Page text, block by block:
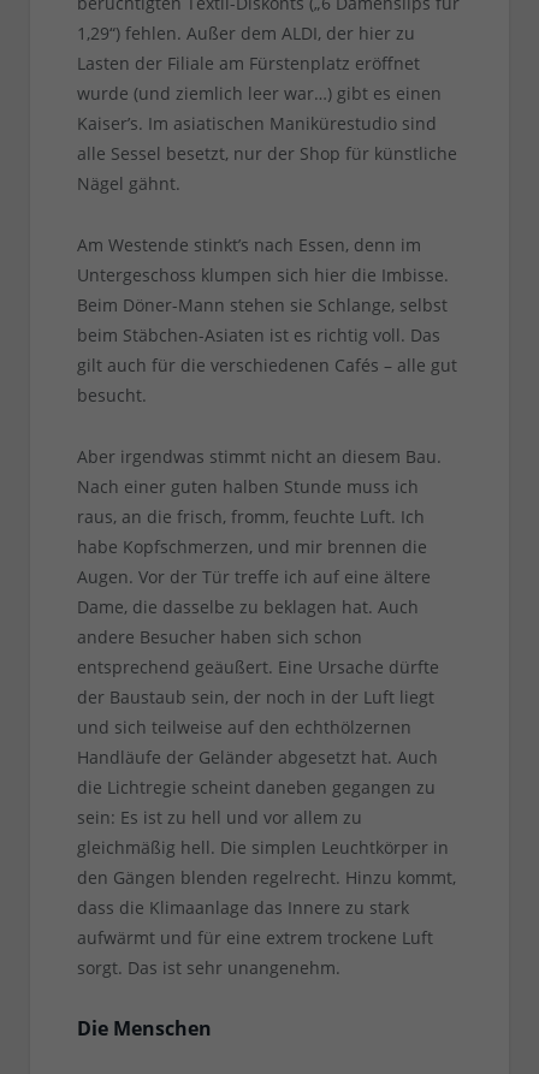
1,29“) fehlen. Außer dem ALDI, der hier zu
Lasten der Filiale am Fürstenplatz eröffnet
wurde (und ziemlich leer war…) gibt es einen
Kaiser’s. Im asiatischen Manikürestudio sind
alle Sessel besetzt, nur der Shop für künstliche
Nägel gähnt.
Am Westende stinkt’s nach Essen, denn im
Untergeschoss klumpen sich hier die Imbisse.
Beim Döner-Mann stehen sie Schlange, selbst
beim Stäbchen-Asiaten ist es richtig voll. Das
gilt auch für die verschiedenen Cafés – alle gut
besucht.
Aber irgendwas stimmt nicht an diesem Bau.
Nach einer guten halben Stunde muss ich
raus, an die frisch, fromm, feuchte Luft. Ich
habe Kopfschmerzen, und mir brennen die
Augen. Vor der Tür treffe ich auf eine ältere
Dame, die dasselbe zu beklagen hat. Auch
andere Besucher haben sich schon
entsprechend geäußert. Eine Ursache dürfte
der Baustaub sein, der noch in der Luft liegt
und sich teilweise auf den echthölzernen
Handläufe der Geländer abgesetzt hat. Auch
die Lichtregie scheint daneben gegangen zu
sein: Es ist zu hell und vor allem zu
gleichmäßig hell. Die simplen Leuchtkörper in
den Gängen blenden regelrecht. Hinzu kommt,
dass die Klimaanlage das Innere zu stark
aufwärmt und für eine extrem trockene Luft
sorgt. Das ist sehr unangenehm.
Die Menschen